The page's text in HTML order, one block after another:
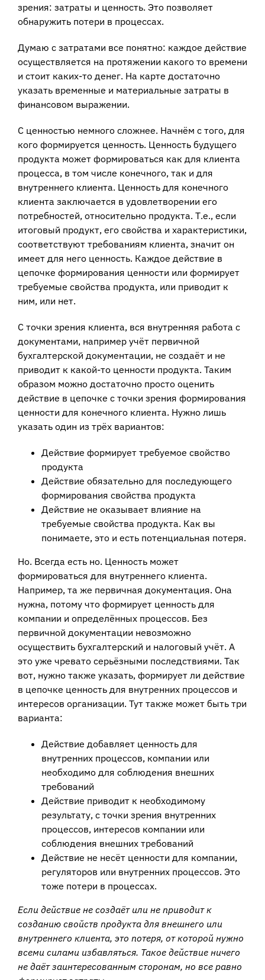
зрения: затраты и ценность. Это позволяет
обнаружить потери в процессах.
Думаю с затратами все понятно: каждое действие
осуществляется на протяжении какого то времени
и стоит каких-то денег. На карте достаточно
указать временные и материальные затраты в
финансовом выражении.
С ценностью немного сложнее. Начнём с того, для
кого формируется ценность. Ценность будущего
продукта может формироваться как для клиента
процесса, в том числе конечного, так и для
внутреннего клиента. Ценность для конечного
клиента заключается в удовлетворении его
потребностей, относительно продукта. Т.е., если
итоговый продукт, его свойства и характеристики,
соответствуют требованиям клиента, значит он
имеет для него ценность. Каждое действие в
цепочке формирования ценности или формирует
требуемые свойства продукта, или приводит к
ним, или нет.
С точки зрения клиента, вся внутренняя работа с
документами, например учёт первичной
бухгалтерской документации, не создаёт и не
приводит к какой-то ценности продукта. Таким
образом можно достаточно просто оценить
действие в цепочке с точки зрения формирования
ценности для конечного клиента. Нужно лишь
указать один из трёх вариантов:
Действие формирует требуемое свойство
продукта
Действие обязательно для последующего
формирования свойства продукта
Действие не оказывает влияние на
требуемые свойства продукта. Как вы
понимаете, это и есть потенциальная потеря.
Но. Всегда есть но. Ценность может
формироваться для внутреннего клиента.
Например, та же первичная документация. Она
нужна, потому что формирует ценность для
компании и определённых процессов. Без
первичной документации невозможно
осуществить бухгалтерский и налоговый учёт. А
это уже чревато серьёзными последствиями. Так
вот, нужно также указать, формирует ли действие
в цепочке ценность для внутренних процессов и
интересов организации. Тут также может быть три
варианта:
Действие добавляет ценность для
внутренних процессов, компании или
необходимо для соблюдения внешних
требований
Действие приводит к необходимому
результату, с точки зрения внутренних
процессов, интересов компании или
соблюдения внешних требований
Действие не несёт ценности для компании,
регуляторов или внутренних процессов. Это
тоже потери в процессах.
Если действие не создаёт или не приводит к
созданию свойств продукта для внешнего или
внутреннего клиента, это потеря, от которой нужно
всеми силами избавляться. Такое действие ничего
не даёт заинтересованным сторонам, но все равно